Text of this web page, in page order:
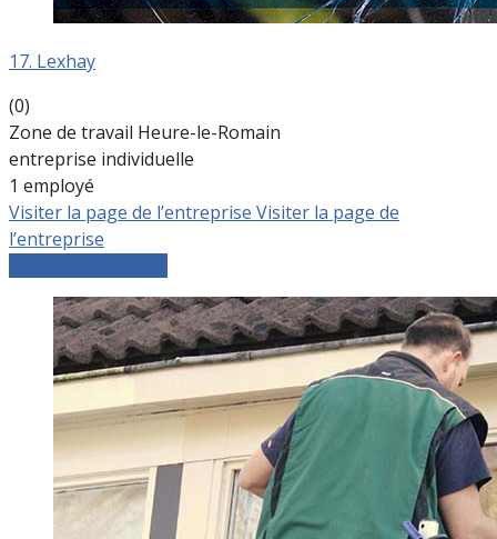
17. Lexhay
(0)
Zone de travail Heure-le-Romain
entreprise individuelle
1 employé
Visiter la page de l’entreprise Visiter la page de
l’entreprise